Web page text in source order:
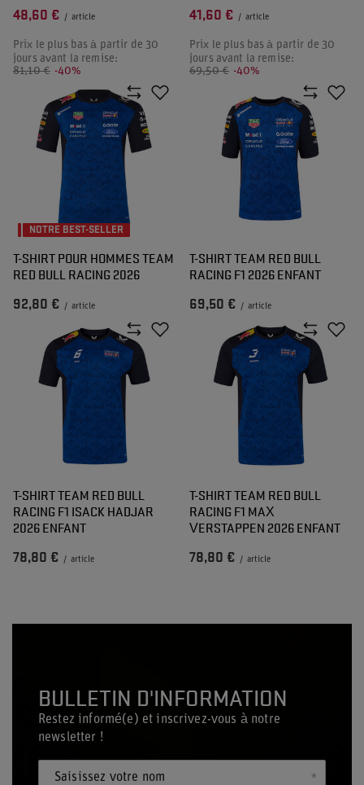
48,60 € / article
Prix le plus bas à partir de 30
jours avant la remise:
81,10 € -40%
41,60 € / article
Prix le plus bas à partir de 30
jours avant la remise:
69,50 € -40%
NOTRE BEST-SELLER
T-SHIRT POUR HOMMES TEAM
RED BULL RACING 2026
92,80 € / article
T-SHIRT TEAM RED BULL
RACING F1 2026 ENFANT
69,50 € / article
T-SHIRT TEAM RED BULL
RACING F1 ISACK HADJAR
2026 ENFANT
78,80 € / article
T-SHIRT TEAM RED BULL
RACING F1 MAX
VERSTAPPEN 2026 ENFANT
78,80 € / article
BULLETIN D'INFORMATION
Restez informé(e) et inscrivez-vous à notre
newsletter !
Saisissez votre nom